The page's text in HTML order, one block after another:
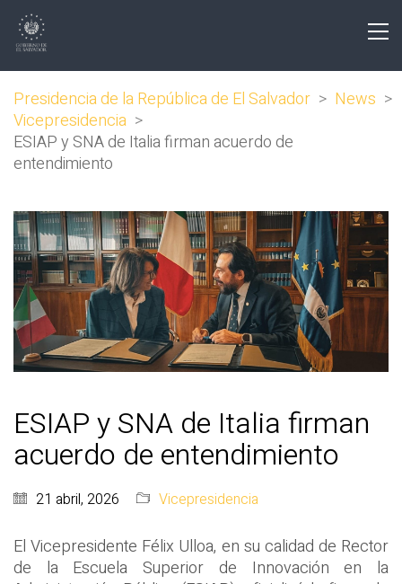
Presidencia de la República de El Salvador > News >
Vicepresidencia >
ESIAP y SNA de Italia firman acuerdo de
entendimiento
ESIAP y SNA de Italia firman
acuerdo de entendimiento
21 abril, 2026 Vicepresidencia
El Vicepresidente Félix Ulloa, en su calidad de Rector
de la Escuela Superior de Innovación en la